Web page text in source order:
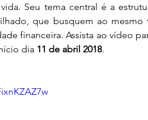
Seu tema central é a
que busquem ao
financeira. Assista ao vídeo
dia 11 de abril 2018.